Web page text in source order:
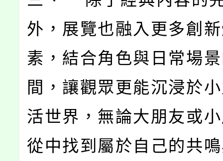
外，展覽也融入更多創
素，結合角色與日常場
間，讓觀眾更能沉浸於
活世界，無論大朋友或
從中找到屬於自己的共